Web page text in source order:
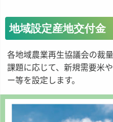
地域設定産地交付金
各地域農業再生協議会の裁
課題に応じて、新規需要米
ー等を設定します。